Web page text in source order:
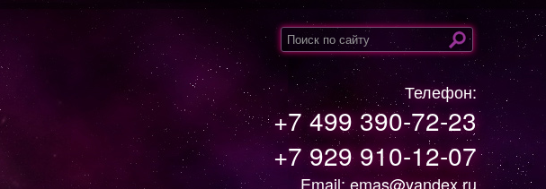
Телефон:
+7 499 390-72-23
+7 929 910-12-07
Email: emas@yandex.ru